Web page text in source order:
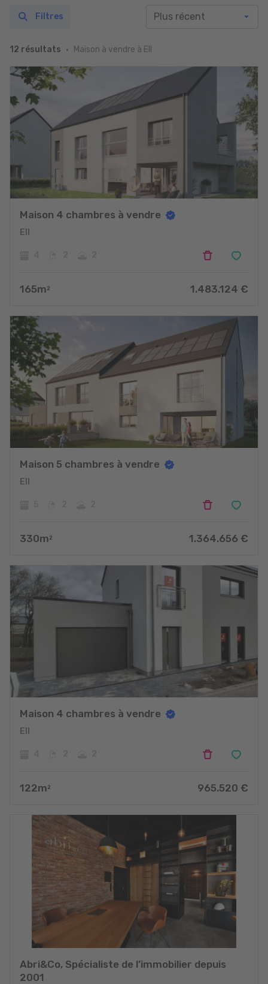
12 résultats Maison à vendre à Ell
Filtres
Maison 4 chambres à vendre
Ell
165m 2 1.483.124 €
Maison 5 chambres à vendre
Ell
330m 2 1.364.656 €
Maison 4 chambres à vendre
Ell
122m 2 965.520 €
Abri&Co, Spécialiste de l’immobilier depuis
2001